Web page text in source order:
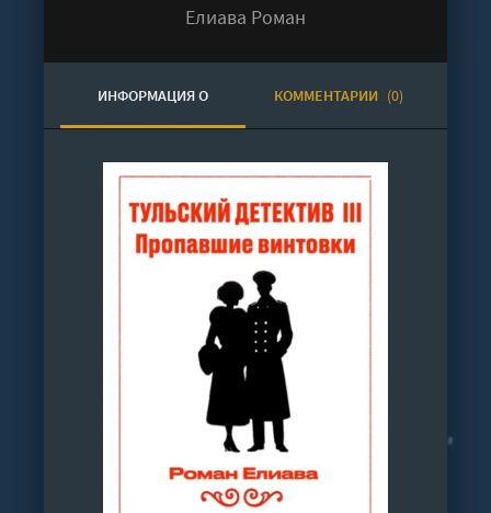
Елиава Роман
ИНФОРМАЦИЯ О
АУДИОКНИГЕ
КОММЕНТАРИИ (0)